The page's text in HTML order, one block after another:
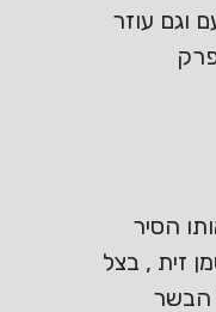
וגם עוזר
הסיר
זית , בצל
הבשר